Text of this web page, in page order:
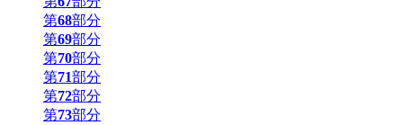
第68部分
第69部分
第70部分
第71部分
第72部分
第73部分